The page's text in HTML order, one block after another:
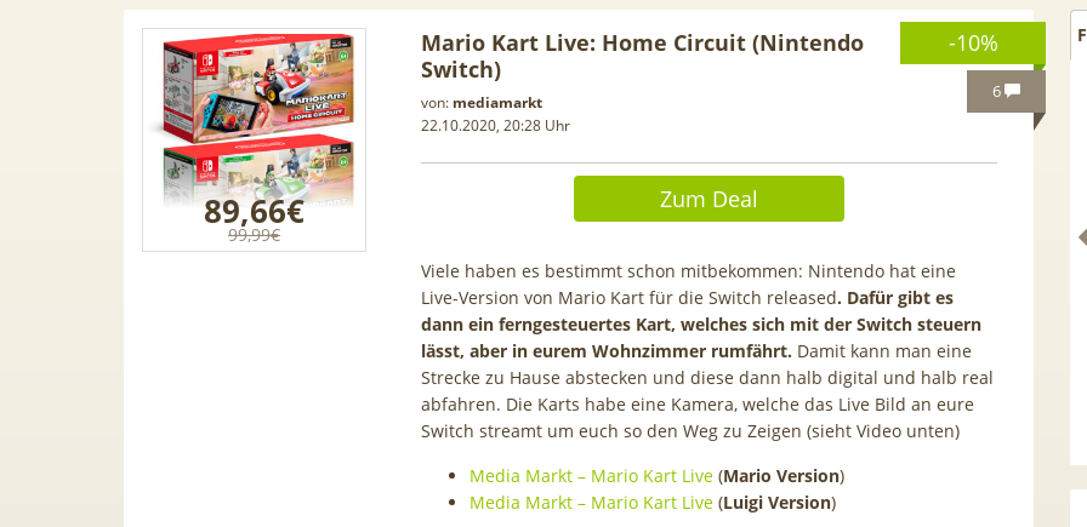
-10%
6
89,66€
99,99€
Mario Kart Live: Home Circuit (Nintendo
Switch)
von: mediamarkt
22.10.2020, 20:28 Uhr
Zum Deal
Viele haben es bestimmt schon mitbekommen: Nintendo hat eine
Live-Version von Mario Kart für die Switch released. Dafür gibt es
dann ein ferngesteuertes Kart, welches sich mit der Switch steuern
lässt, aber in eurem Wohnzimmer rumfährt. Damit kann man eine
Strecke zu Hause abstecken und diese dann halb digital und halb real
abfahren. Die Karts habe eine Kamera, welche das Live Bild an eure
Switch streamt um euch so den Weg zu Zeigen (sieht Video unten)
Media Markt – Mario Kart Live (Mario Version)
Media Markt – Mario Kart Live (Luigi Version)
📱 Apple iPhone 17 (256GB) für
[Eff. GRATIS!] 📲 Samsung
Galaxy S26 (256GB) für 169€ +
50GB 5G Otelo Vodafone Allnet
für 19,99€ + 50€ BONUS
50€ Wechselbonus! 🎉 50GB 5G
Vodafone Allnet für 7,99€ mtl.
| 0,00€ Anschlusskosten |